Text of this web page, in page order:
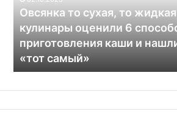
08.12.2025
Борщ с мясом классический